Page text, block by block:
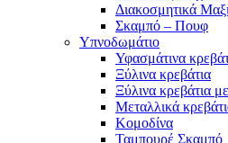
Διακοσμητικά
Σκαμπό – Πουφ
Υπνοδωμάτιο
Υφασμάτινα
Ξύλινα κρεβάτια
Ξύλινα κρεβάτια
Mεταλλικά
Κομοδίνα
Ταμπουρέ Σκαμπό